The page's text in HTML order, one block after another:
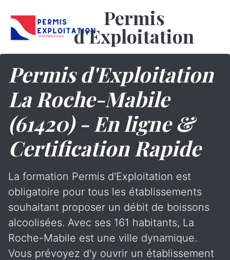
Permis
d'Exploitation
Permis d'Exploitation
La Roche-Mabile
(61420) - En ligne &
Certification Rapide
La formation Permis d'Exploitation est
obligatoire pour tous les établissements
souhaitant proposer un débit de boissons
alcoolisées. Avec ses 161 habitants, La
Roche-Mabile est une ville dynamique.
Vous prévoyez d'y ouvrir un établissement